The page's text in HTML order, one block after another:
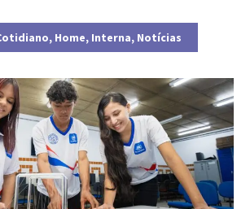
, Home, Interna, Notícias